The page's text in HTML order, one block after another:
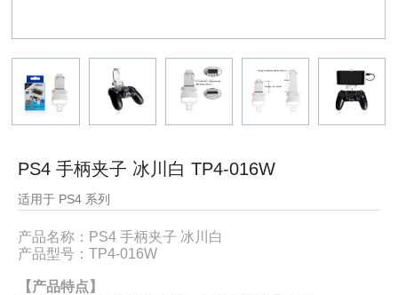
PS4 手柄夹子 冰川白 TP4-016W
适用于 PS4 系列
产品名称： PS4 手柄夹子 冰川白
产品型号： TP4-016W
【产品特点】